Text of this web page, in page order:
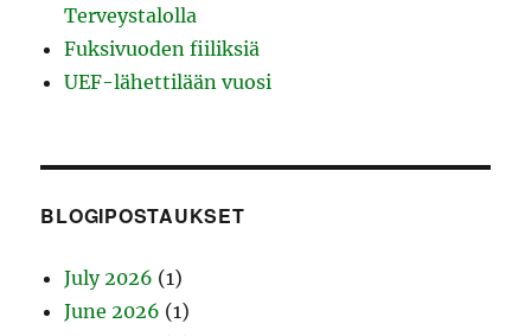
Terveystalolla
Fuksivuoden fiiliksiä
UEF-lähettilään vuosi
BLOGIPOSTAUKSET
July 2026 (1)
June 2026 (1)